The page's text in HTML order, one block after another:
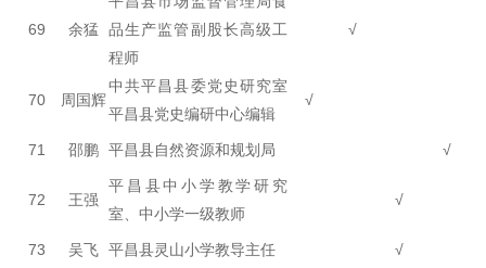
69 余猛 品生产监管副股长高级工
程师
√
70 周国辉
中共平昌县委党史研究室
平昌县党史编研中心编辑
√
71 邵鹏 平昌县自然资源和规划局 √
72 王强
平昌县中小学教学研究
室、中小学一级教师
√
73 吴飞 平昌县灵山小学教导主任 √